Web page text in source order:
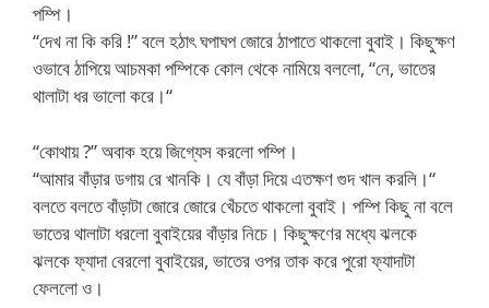
পম্পি।
“দেখ না কি করি !” বলে হঠাৎ ঘপাঘপ জোরে ঠাপাতে থাকলো বুবাই। কিছুক্ষণ
ওভাবে ঠাপিয়ে আচমকা পম্পিকে কোল থেকে নামিয়ে বললো, “নে, ভাতের
থালাটা ধর ভালো করে।“
“কোথায় ?” অবাক হয়ে জিগ্যেস করলো পম্পি।
“আমার বাঁড়ার ডগায় রে খানকি। যে বাঁড়া দিয়ে এতক্ষণ গুদ খাল করলি।“
বলতে বলতে বাঁড়াটা জোরে জোরে খেঁচতে থাকলো বুবাই। পম্পি কিছু না বলে
ভাতের থালাটা ধরলো বুবাইয়ের বাঁড়ার নিচে। কিছুক্ষণের মধ্যে ঝলকে
ঝলকে ফ্যাদা বেরলো বুবাইয়ের, ভাতের ওপর তাক করে পুরো ফ্যাদাটা
ফেললো ও।